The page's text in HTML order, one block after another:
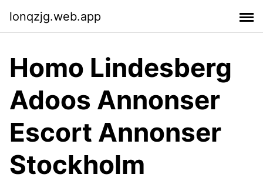
lonqzjg.web.app
Homo Lindesberg
Adoos Annonser
Escort Annonser
Stockholm